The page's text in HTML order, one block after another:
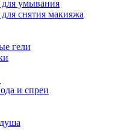
для умывания
снятия макияжа
гели
и спреи